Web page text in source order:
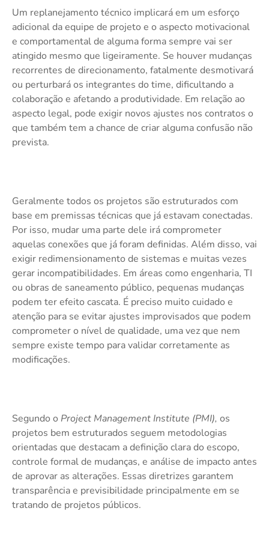
Um replanejamento técnico implicará em um esforço
adicional da equipe de projeto e o aspecto motivacional
e comportamental de alguma forma sempre vai ser
atingido mesmo que ligeiramente. Se houver mudanças
recorrentes de direcionamento, fatalmente desmotivará
ou perturbará os integrantes do time, dificultando a
colaboração e afetando a produtividade. Em relação ao
aspecto legal, pode exigir novos ajustes nos contratos o
que também tem a chance de criar alguma confusão não
prevista.
Geralmente todos os projetos são estruturados com
base em premissas técnicas que já estavam conectadas.
Por isso, mudar uma parte dele irá comprometer
aquelas conexões que já foram definidas. Além disso, vai
exigir redimensionamento de sistemas e muitas vezes
gerar incompatibilidades. Em áreas como engenharia, TI
ou obras de saneamento público, pequenas mudanças
podem ter efeito cascata. É preciso muito cuidado e
atenção para se evitar ajustes improvisados que podem
comprometer o nível de qualidade, uma vez que nem
sempre existe tempo para validar corretamente as
modificações.
Segundo o Project Management Institute (PMI), os
projetos bem estruturados seguem metodologias
orientadas que destacam a definição clara do escopo,
controle formal de mudanças, e análise de impacto antes
de aprovar as alterações. Essas diretrizes garantem
transparência e previsibilidade principalmente em se
tratando de projetos públicos.